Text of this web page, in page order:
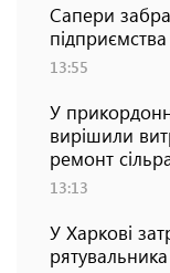
Сапери
13:55
У
вирішили
ремонт
13:13
У Харкові
рятувальника